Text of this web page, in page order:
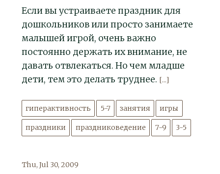
Если вы устраиваете праздник для
дошкольников или просто занимаете
малышей игрой, очень важно
постоянно держать их внимание, не
давать отвлекаться. Но чем младше
дети, тем это делать труднее. [...]
гиперактивность 5-7 занятия игры
праздники праздниковедение 7-9 3-5
Thu, Jul 30, 2009